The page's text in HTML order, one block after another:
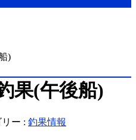
)
果(午後船)
ー : 釣果情報